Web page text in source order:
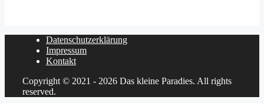
Datenschutzerklärung
Impressum
Kontakt
Copyright © 2021 - 2026 Das kleine Paradies. All rights
reserved.